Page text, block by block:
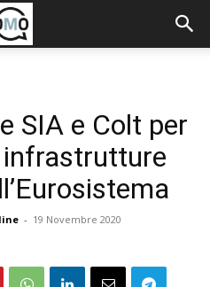
SIA e Colt per
- 19 Novembre 2020